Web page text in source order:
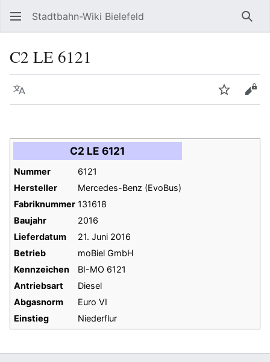
Stadtbahn-Wiki Bielefeld
C2 LE 6121
Sprache
C2 LE 6121
Nummer
6121
Hersteller
Mercedes-Benz (EvoBus)
Fabriknummer 131618
Baujahr
2016
Lieferdatum
21. Juni 2016
Betrieb
moBiel GmbH
Kennzeichen
BI-MO 6121
Antriebsart
Diesel
Abgasnorm
Euro VI
Einstieg
Niederflur